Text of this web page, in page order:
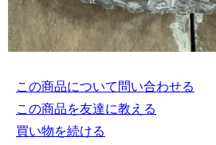
この商品について問い合わせる
この商品を友達に教える
買い物を続ける